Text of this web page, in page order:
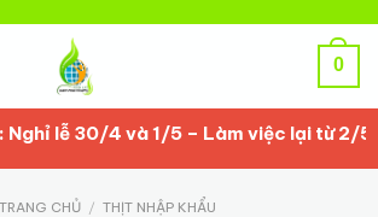
0
lễ 30/4 và 1/5 – Làm việc lại từ 2/5/
TRANG CHỦ / THỊT NHẬP KHẨU